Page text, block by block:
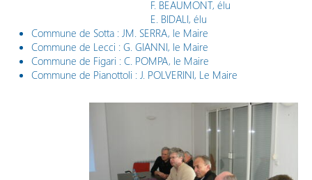
F. BEAUMONT, élu
E. BIDALI, élu
Commune de Sotta : JM. SERRA, le Maire
Commune de Lecci : G. GIANNI, le Maire
Commune de Figari : C. POMPA, le Maire
Commune de Pianottoli : J. POLVERINI, Le Maire